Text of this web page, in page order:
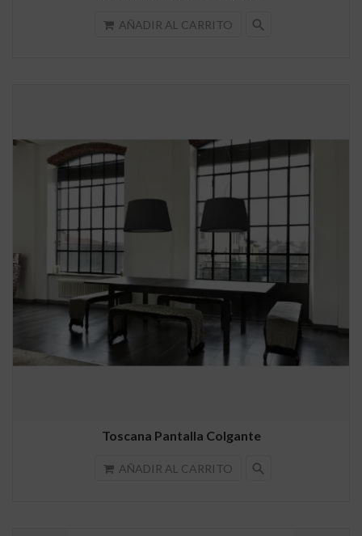
AÑADIR AL CARRITO search
Toscana Pantalla Colgante
AÑADIR AL CARRITO search